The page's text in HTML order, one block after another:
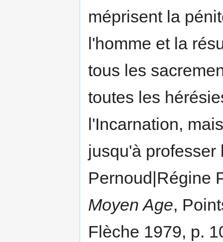
méprisent la
l'homme et la
tous les
toutes les
l'Incarnation,
jusqu'à
Pernoud|Régine
Moyen Age,
Flèche 1979, p.